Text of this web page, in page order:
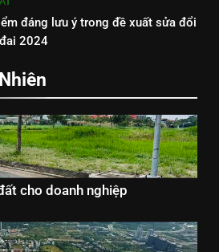
đáng lưu ý trong đề xuất sửa đổi
2024
cho doanh nghiệp